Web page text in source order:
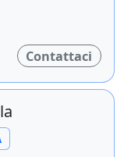
Contattaci